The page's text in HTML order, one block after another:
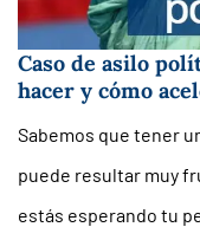
Caso de asilo
hacer y cómo
Sabemos que tener
puede resultar muy
estás esperando tu